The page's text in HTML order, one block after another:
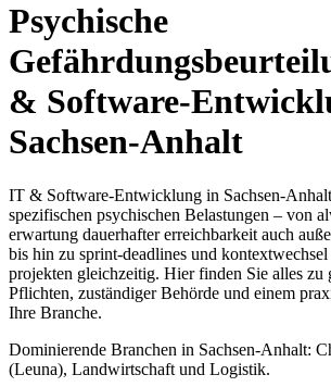
Psychische
& Software-
Sachsen-Anhalt
IT & Software-Entwicklung in Sachsen-
spezifischen psychischen Belastungen – von
erwartung dauerhafter erreichbarkeit auch
bis hin zu sprint-deadlines und
projekten gleichzeitig. Hier finden Sie alles zu
Pflichten, zuständiger Behörde und einem
Ihre Branche.
Dominierende Branchen in Sachsen-Anhalt:
(Leuna), Landwirtschaft und Logistik.